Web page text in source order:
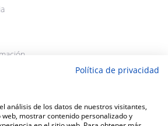
Política de privacidad
análisis de los datos de nuestros visitantes,
mostrar contenido personalizado y